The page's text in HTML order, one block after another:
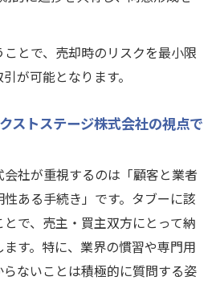
とで、売却時のリスクを最小限
が可能となります。
ストステージ株式会社の視点で
社が重視するのは「顧客と業者
ある手続き」です。タブーに該
で、売主・買主双方にとって納
す。特に、業界の慣習や専門用
ないことは積極的に質問する姿